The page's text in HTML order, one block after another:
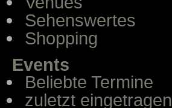
Sehenswertes
Shopping
Events
Beliebte Termine
zuletzt eingetragen